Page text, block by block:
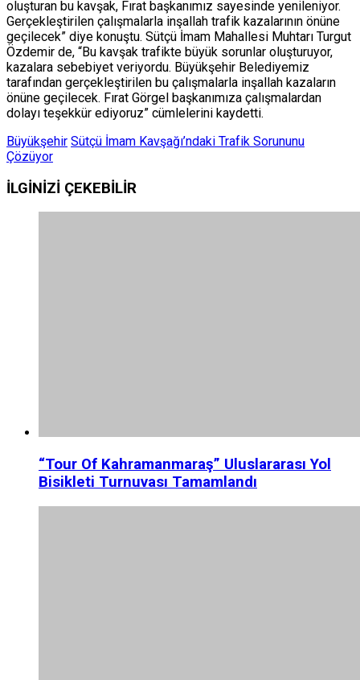
oluşturan bu kavşak, Fırat başkanımız sayesinde yenileniyor.
Gerçekleştirilen çalışmalarla inşallah trafik kazalarının önüne
geçilecek” diye konuştu. Sütçü İmam Mahallesi Muhtarı Turgut
Özdemir de, “Bu kavşak trafikte büyük sorunlar oluşturuyor,
kazalara sebebiyet veriyordu. Büyükşehir Belediyemiz
tarafından gerçekleştirilen bu çalışmalarla inşallah kazaların
önüne geçilecek. Fırat Görgel başkanımıza çalışmalardan
dolayı teşekkür ediyoruz” cümlelerini kaydetti.
Büyükşehir Sütçü İmam Kavşağı’ndaki Trafik Sorununu
Çözüyor
İLGİNİZİ ÇEKEBİLİR
“Tour Of Kahramanmaraş” Uluslararası Yol
Bisikleti Turnuvası Tamamlandı